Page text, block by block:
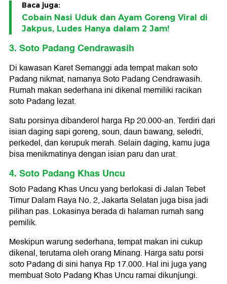
Baca juga:
Cobain Nasi Uduk dan Ayam Goreng Viral di
Jakpus, Ludes Hanya dalam 2 Jam!
3. Soto Padang Cendrawasih
Di kawasan Karet Semanggi ada tempat makan soto
Padang nikmat, namanya Soto Padang Cendrawasih.
Rumah makan sederhana ini dikenal memiliki racikan
soto Padang lezat.
Satu porsinya dibanderol harga Rp 20.000-an. Terdiri dari
isian daging sapi goreng, soun, daun bawang, seledri,
perkedel, dan kerupuk merah. Selain daging, kamu juga
bisa menikmatinya dengan isian paru dan urat.
4. Soto Padang Khas Uncu
Soto Padang Khas Uncu yang berlokasi di Jalan Tebet
Timur Dalam Raya No. 2, Jakarta Selatan juga bisa jadi
pilihan pas. Lokasinya berada di halaman rumah sang
pemilik.
Meskipun warung sederhana, tempat makan ini cukup
dikenal, terutama oleh orang Minang. Harga satu porsi
soto Padang di sini hanya Rp 17.000. Hal ini juga yang
membuat Soto Padang Khas Uncu ramai dikunjungi.